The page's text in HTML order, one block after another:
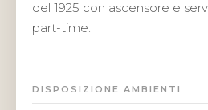
del 1925 con ascensore e
part-time.
DISPOSIZIONE AMBIENTI